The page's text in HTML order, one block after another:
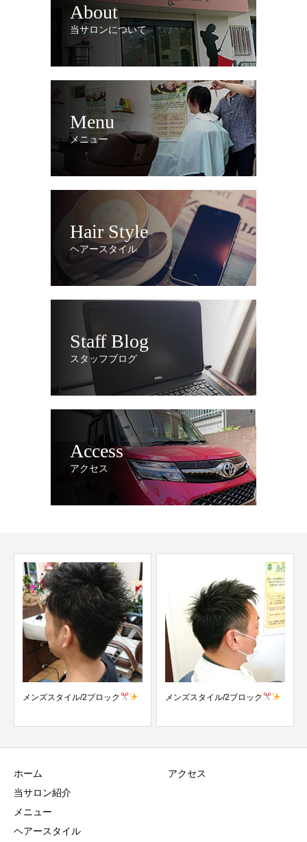
About
当サロンについて
Menu
メニュー
Hair Style
ヘアースタイル
Staff Blog
スタッフブログ
Access
アクセス
メンズスタイル/2ブロック メンズスタイル/2ブロック
ホーム
当サロン紹介
メニュー
ヘアースタイル
アクセス